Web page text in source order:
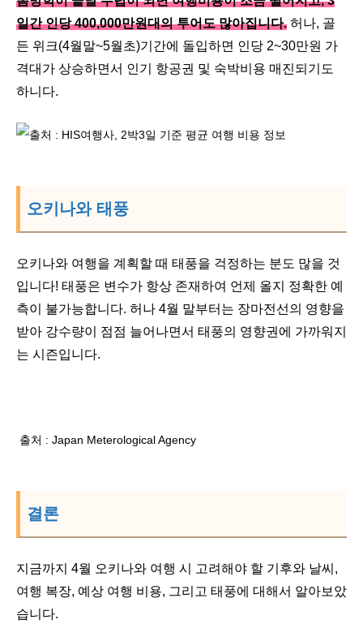
일간 인당 400,000만원대의 투어도 많아집니다. 허나, 골
든 위크(4월말~5월초)기간에 돌입하면 인당 2~30만원 가
격대가 상승하면서 인기 항공권 및 숙박비용 매진되기도
하니다.
오키나와 태풍
오키나와 여행을 계획할 때 태풍을 걱정하는 분도 많을 것
입니다! 태풍은 변수가 항상 존재하여 언제 올지 정확한 예
측이 불가능합니다. 허나 4월 말부터는 장마전선의 영향을
받아 강수량이 점점 늘어나면서 태풍의 영향권에 가까워지
는 시즌입니다.
출처 : Japan Meterological Agency
결론
지금까지 4월 오키나와 여행 시 고려해야 할 기후와 날씨,
여행 복장, 예상 여행 비용, 그리고 태풍에 대해서 알아보았
습니다.